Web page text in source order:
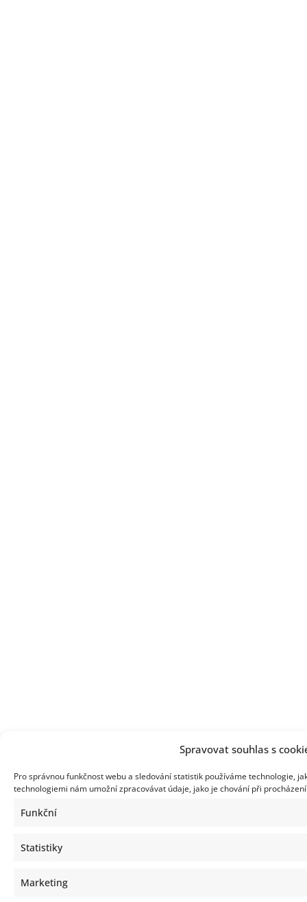
Spravovat souhlas s
Pro správnou funkčnost webu a sledování statistik používáme technologie,
technologiemi nám umožní zpracovávat údaje, jako je chování při
Funkční
Statistiky
Marketing